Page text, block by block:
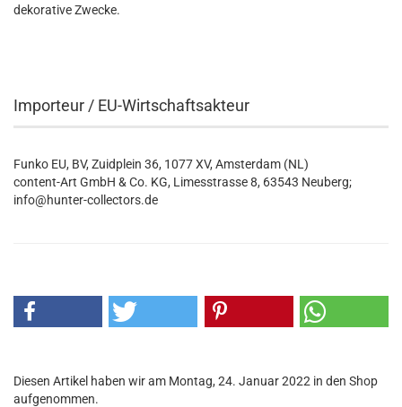
dekorative Zwecke.
Importeur / EU-Wirtschaftsakteur
Funko EU, BV, Zuidplein 36, 1077 XV, Amsterdam (NL)
content-Art GmbH & Co. KG, Limesstrasse 8, 63543 Neuberg;
info@hunter-collectors.de
Diesen Artikel haben wir am Montag, 24. Januar 2022 in den Shop
aufgenommen.